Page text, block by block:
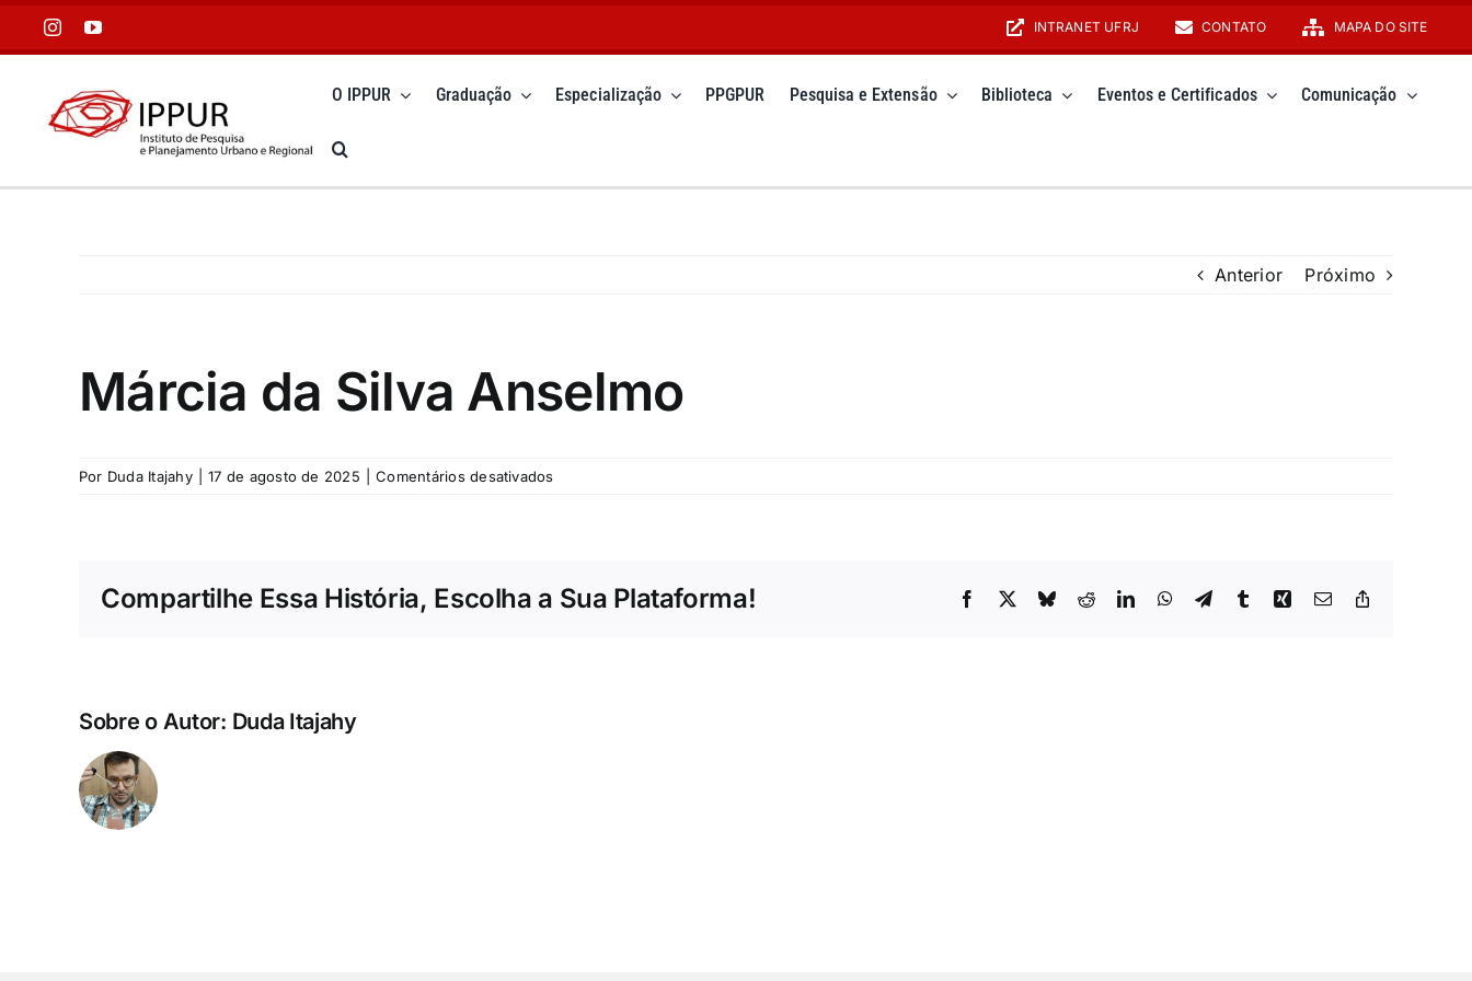
conteúdo
INTRANET UFRJ CONTATO MAPA DO SITE
O IPPUR Graduação Especialização PPGPUR Pesquisa e Extensão Biblioteca Eventos e Certificados Comunicação
Anterior Próximo
Márcia da Silva Anselmo
Por Duda Itajahy 17 de agosto de 2025 Comentários desativadosem
Compartilhe Essa História, Escolha a Sua Plataforma! Facebook
X BlueskyRedditLinkedInWhatsApp
TelegramTumblrXing E-
Sobre o Autor: Duda Itajahy